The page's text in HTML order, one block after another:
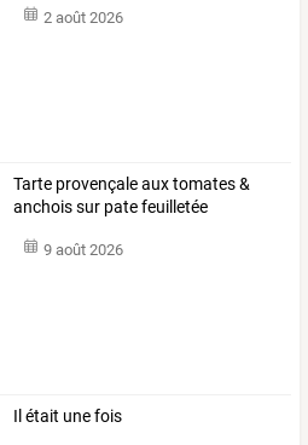
2 août 2026
Tarte provençale aux tomates &
anchois sur pate feuilletée
9 août 2026
Il était une fois